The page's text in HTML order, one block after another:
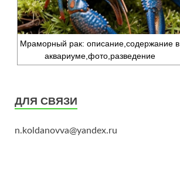
Мраморный рак: описание,содержание в
аквариуме,фото,разведение
ДЛЯ СВЯЗИ
n.koldanovva@yandex.ru